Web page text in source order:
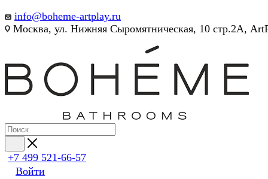
info@boheme-artplay.ru
Москва, ул. Нижняя Сыромятническая, 10 стр.2А,
+7 499 521-66-57
Войти